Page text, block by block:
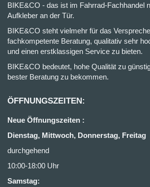
BIKE&CO - das ist im Fahrrad-Fachhandel
Aufkleber an der Tür.
BIKE&CO steht vielmehr für das
fachkompetente Beratung, qualitativ sehr
und einen erstklassigen Service zu bieten.
BIKE&CO bedeutet, hohe Qualität zu
bester Beratung zu bekommen.
ÖFFNUNGSZEITEN:
Neue Öffnungszeiten :
Dienstag, Mittwoch, Donnerstag, Freitag
durchgehend
10:00-18:00 Uhr
Samstag: